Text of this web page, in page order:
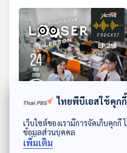
ดาวน์โหลด Thai PBS Podcast Application
32:24
EP. 218: พ่ายแพ้แค่ชั่วคราว
ไม่ได้ยืนยาวชั่วชีวิต
ไทยพีบีเอสใช้คุกกี้
เว็บไซต์ของเรามีการจัดเก็บคุก
ข้อมูลส่วนบุคคล
เพิ่มเติม